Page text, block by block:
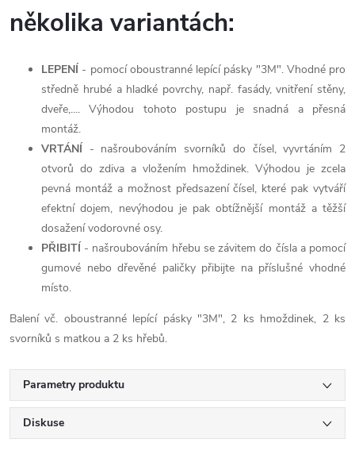
několika variantách:
LEPENÍ - pomocí oboustranné lepící pásky "3M". Vhodné pro
středně hrubé a hladké povrchy, např. fasády, vnitření stěny,
dveře,.... Výhodou tohoto postupu je snadná a přesná
montáž.
VRTÁNÍ - našroubováním svorníků do čísel, vyvrtáním 2
otvorů do zdiva a vložením hmoždinek. Výhodou je zcela
pevná montáž a možnost předsazení čísel, které pak vytváří
efektní dojem, nevýhodou je pak obtížnější montáž a těžší
dosažení vodorovné osy.
PŘIBITÍ - našroubováním hřebu se závitem do čísla a pomocí
gumové nebo dřevěné paličky přibijte na příslušné vhodné
místo.
Balení vč. oboustranné lepící pásky "3M", 2 ks hmoždinek, 2 ks
svorníků s matkou a 2 ks hřebů.
Parametry produktu
Diskuse